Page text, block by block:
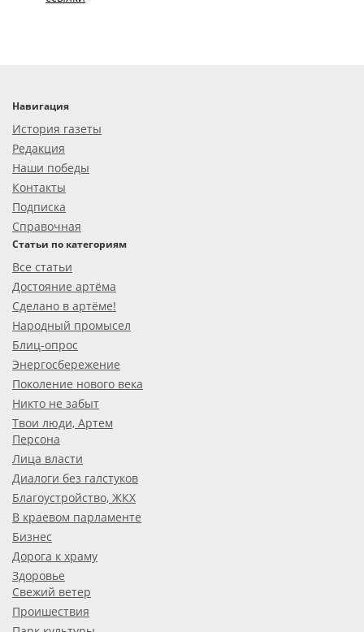
Навигация
История газеты
Редакция
Наши победы
Контакты
Подписка
Справочная
Статьи по категориям
Все статьи
Достояние артёма
Сделано в артёме!
Народный промысел
Блиц-опрос
Энергосбережение
Поколение нового века
Никто не забыт
Твои люди, Артем
Персона
Лица власти
Диалоги без галстуков
Благоустройство, ЖКХ
В краевом парламенте
Бизнес
Дорога к храму
Здоровье
Свежий ветер
Проишествия